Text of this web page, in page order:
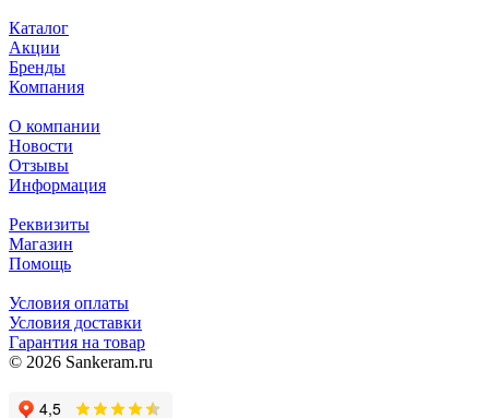
Каталог
Акции
Бренды
Компания
О компании
Новости
Отзывы
Информация
Реквизиты
Магазин
Помощь
Условия оплаты
Условия доставки
Гарантия на товар
© 2026 Sankeram.ru